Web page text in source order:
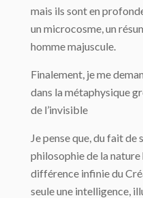
mais ils sont en
un microcosme, un
homme majus­cule.
Finalement, je me
dans la métaphysique
de l’invisible
Je pense que, du fait de
philosophie de la
différence infinie du
seule une intelligence,